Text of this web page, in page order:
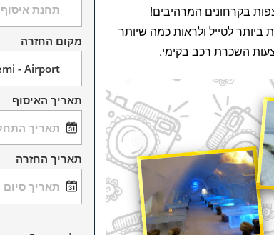
מקום החזרה
תאריך האיסוף
תאריך החזרה
בקרחונים המרהיבים!
ביותר לטייל ולראות כמה שיותר
השכרת רכב בקימי.